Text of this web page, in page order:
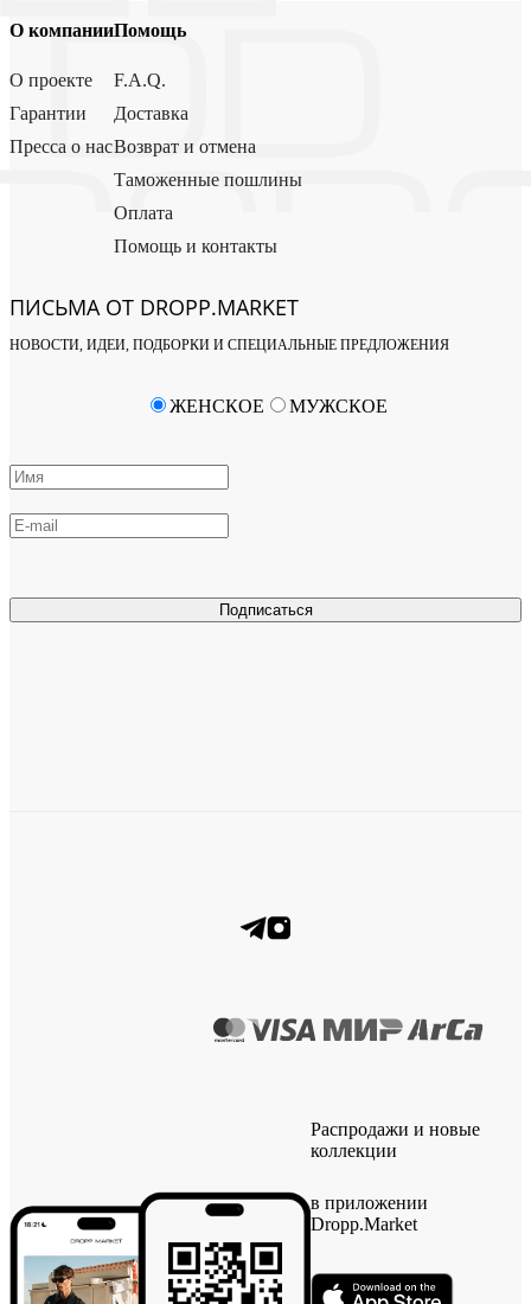
О компании
О проекте
Гарантии
Пресса о нас
Помощь
F.A.Q.
Доставка
Возврат и отмена
Таможенные пошлины
Оплата
Помощь и контакты
ПИСЬМА ОТ DROPP.MARKET
НОВОСТИ, ИДЕИ, ПОДБОРКИ И СПЕЦИАЛЬНЫЕ ПРЕДЛОЖЕНИЯ
Подписаться
ЖЕНСКОЕ МУЖСКОЕ
Распродажи и новые
коллекции
в приложении
Dropp.Market